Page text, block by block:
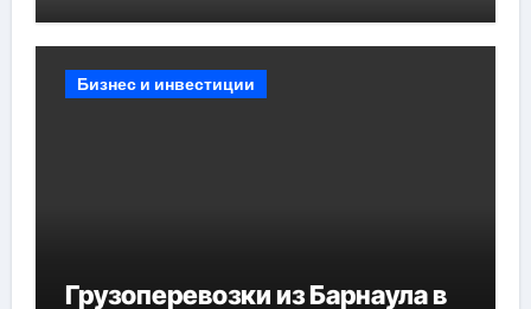
Бизнес и инвестиции
Грузоперевозки из Барнаула в